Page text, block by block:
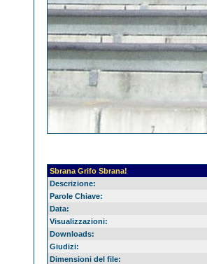
Sbrana Grifo Sbrana!
Descrizione:
Parole Chiave:
Data:
Visualizzazioni:
Downloads:
Giudizi:
Dimensioni del file: